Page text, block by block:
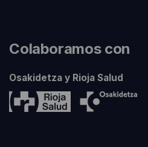
Colaboramos con
Osakidetza y Rioja Salud